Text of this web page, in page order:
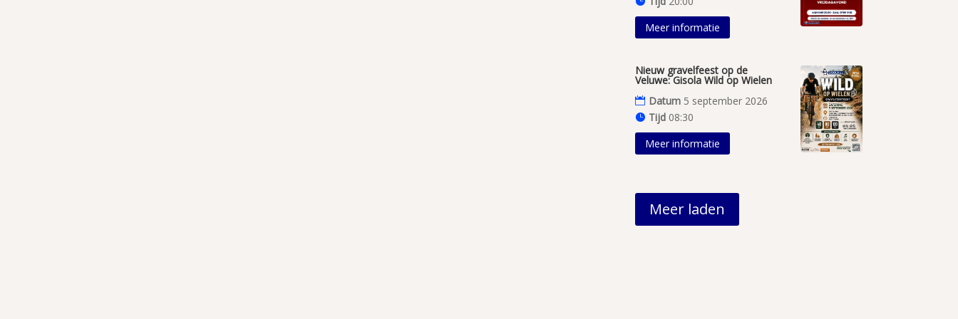
Meer informatie
Nieuw gravelfeest op de
Veluwe: Gisola Wild op Wielen
Datum 5 september 2026
Tijd 08:30
Meer informatie
Meer laden